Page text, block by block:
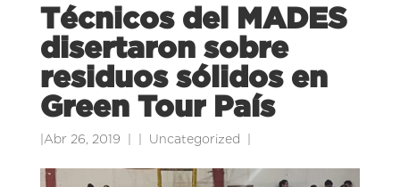
Técnicos del MADES
disertaron sobre
residuos sólidos en
Green Tour País
Abr 26, 2019 Uncategorized